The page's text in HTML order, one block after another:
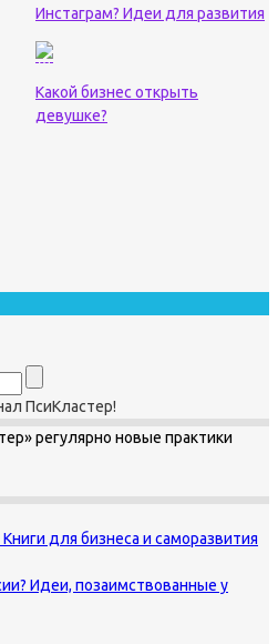
Инстаграм? Идеи для развития
Какой бизнес открыть
девушке?
ПсиКластер!
регулярно новые практики
для бизнеса и саморазвития
Идеи, позаимствованные у